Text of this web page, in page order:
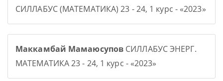
СИЛЛАБУС (МАТЕМАТИКА) 23 - 24, 1 курс - «2023»
Маккамбай Мамаюсупов СИЛЛАБУС ЭНЕРГ.
МАТЕМАТИКА 23 - 24, 1 курс - «2023»